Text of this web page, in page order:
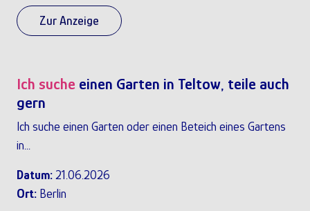
Zur Anzeige
Ich suche einen Garten in Teltow, teile auch
gern
Ich suche einen Garten oder einen Beteich eines Gartens
in...
Datum: 21.06.2026
Ort: Berlin